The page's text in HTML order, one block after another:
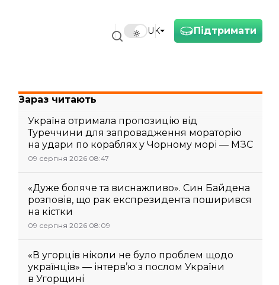
Підтримати
UK
Зараз читають
Україна отримала пропозицію від
Туреччини для запровадження мораторію
на удари по кораблях у Чорному морі — МЗС
09 серпня 2026 08:47
«Дуже боляче та виснажливо». Син Байдена
розповів, що рак експрезидента поширився
на кістки
09 серпня 2026 08:09
«В угорців ніколи не було проблем щодо
українців» — інтерв’ю з послом України
в Угорщині